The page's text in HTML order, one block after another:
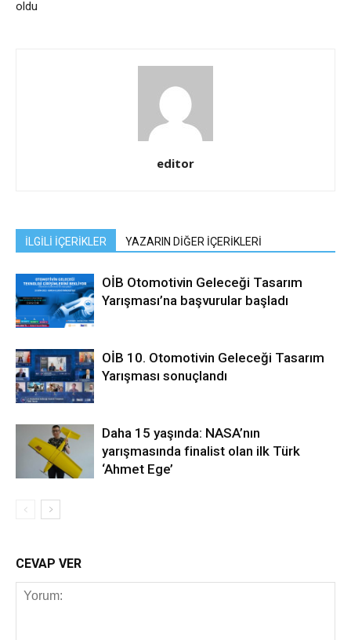
oldu
editor
İLGİLİ İÇERİKLER YAZARIN DİĞER İÇERİKLERİ
OİB Otomotivin Geleceği Tasarım
Yarışması’na başvurular başladı
OİB 10. Otomotivin Geleceği Tasarım
Yarışması sonuçlandı
Daha 15 yaşında: NASA’nın
yarışmasında finalist olan ilk Türk
‘Ahmet Ege’
CEVAP VER